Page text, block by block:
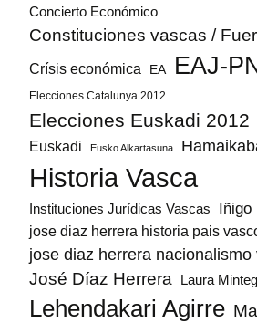
Concierto Económico
Constituciones vascas /
Crísis económica EA EAJ-
Elecciones Catalunya 2012
Elecciones Euskadi 2012
Euskadi Eusko Alkartasuna
Historia Vasca
Instituciones Jurídicas Vascas Iñigo
jose diaz herrera historia pais
jose diaz herrera nacionalismo
José Díaz Herrera Laura
Lehendakari Agirre